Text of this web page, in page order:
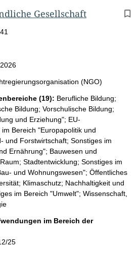
Gesellschaft
(NGO)
(19): Berufliche Bildung;
Bildung; Vorschulische Bildung;
und Erziehung"; EU-
Bereich "Europapolitik und
und Forstwirtschaft; Sonstiges im
Ernährung"; Bauwesen und
Stadtentwicklung; Sonstiges im
und Wohnungswesen"; Öffentliches
Klimaschutz; Nachhaltigkeit und
im Bereich "Umwelt"; Wissenschaft,
im Bereich der
25